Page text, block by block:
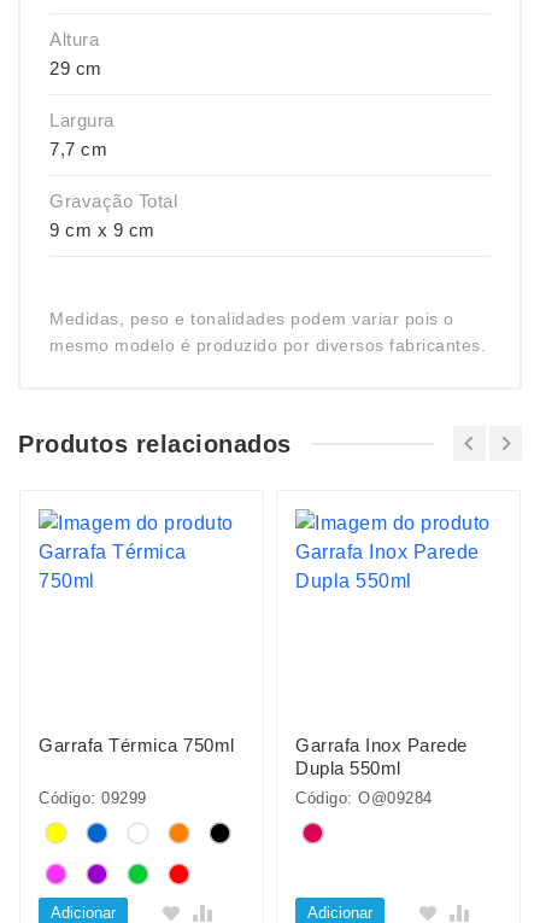
Altura
29 cm
Largura
7,7 cm
Gravação Total
9 cm x 9 cm
Medidas, peso e tonalidades podem variar pois o
mesmo modelo é produzido por diversos fabricantes.
Produtos relacionados
Garrafa Térmica 750ml
Código: 09299
Adicionar
Garrafa Inox Parede
Dupla 550ml
Código: O@09284
Adicionar